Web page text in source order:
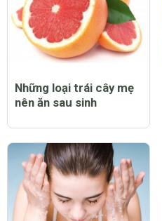
Những loại trái cây mẹ
nên ăn sau sinh